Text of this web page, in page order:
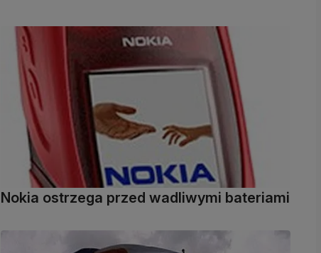
Nokia ostrzega przed wadliwymi bateriami